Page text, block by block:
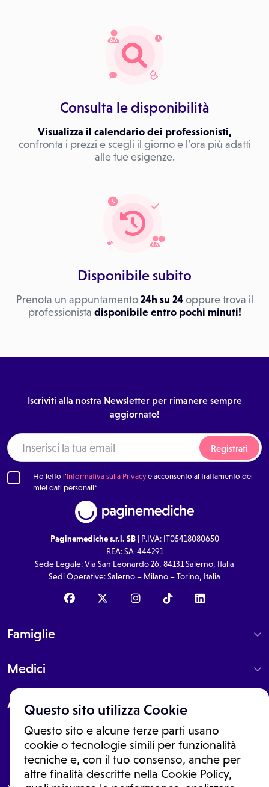
Questo sito utilizza Cookie
Questo sito e alcune terze parti usano
cookie o tecnologie simili per funzionalità
tecniche e, con il tuo consenso, anche per
altre finalità descritte nella Cookie Policy,
Consulta le disponibilità
Visualizza il calendario dei professionisti,
confronta i prezzi e scegli il giorno e l’ora più adatti
alle tue esigenze.
Disponibile subito
Prenota un appuntamento 24h su 24oppure trova il
professionista disponibile entro pochi minuti!
Iscriviti alla nostra Newsletter per rimanere sempre
aggiornato!
Registrati
Ho letto l'Informativa sulla Privacye acconsento al trattamento dei
miei dati personali*
Paginemediche s.r.l. SB| P.IVA: IT05418080650
REA: SA-444291
Sede Legale: Via San Leonardo 26, 84131 Salerno, Italia
Sedi Operative: Salerno – Milano – Torino, Italia
Famiglie
Medici
About
Le informazioni proposte in questo sito non sono un consulto medico.
In nessun caso, queste informazioni sostituiscono un consulto, una